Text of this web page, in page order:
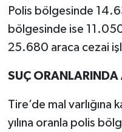
Polis bölgesinde
bölgesinde ise
25.680 araca cezai
SUÇ
Tire’de mal varlığına
yılına oranla polis